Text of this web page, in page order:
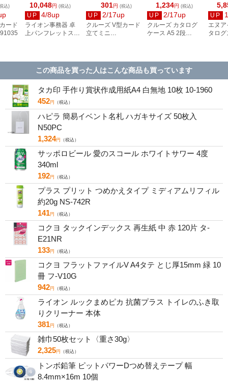
10,048円 (税込)
UP 4/8up
ライオン事務器 卓
上パンフレットスタ
301円 (税込)
UP 2/17up
クルーズ V型カード
立てミニ
1,234円 (税込)
UP 2/17up
クルーズ カタログ
ケース A5 2段
UP
エヌ
タロ
込)
ード
この商品を買った人はこんな商品も買っています
タカ印 手作り賞状作成用紙A4 白無地 10枚 10-1960
452円 （税込）
ハピラ 簡易イベント名札 ハガキサイズ 50枚入
N50PC
1,324円 （税込）
サッポロビール 愛のスコール ホワイトサワー 4度
340ml
192円 （税込）
プラス プリット つめかえタイプ ミディアムリフィル
約20g NS-742R
141円 （税込）
コクヨ タックインデックス 再生紙 中 赤 120片 タ-
E21NR
133円 （税込）
コクヨ フラットファイルV A4タテ とじ厚15mm 緑 10
冊 フ-V10G
942円 （税込）
ライオン ルックまめピカ 抗菌プラス トイレのふき取
りクリーナー 本体
381円 （税込）
雑巾50枚セット〈重さ30g〉
2,325円 （税込）
トンボ鉛筆 ピットパワーDつめ替えテープ 幅
8.4mm×16m 10個